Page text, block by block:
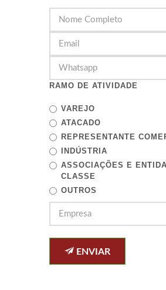
RAMO DE ATIVIDADE
VAREJO
ATACADO
REPRESENTANTE
INDÚSTRIA
ASSOCIAÇÕES E
CLASSE
OUTROS
ENVIAR